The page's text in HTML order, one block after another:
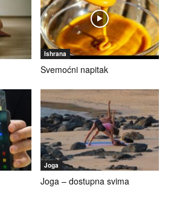
Ishrana
Svemoćni napitak
Joga
Joga – dostupna svima